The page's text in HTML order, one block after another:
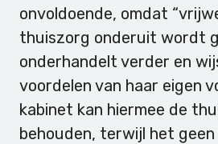
onvoldoende, omdat
thuiszorg onderuit wordt
onderhandelt verder en
voordelen van haar eigen
kabinet kan hiermee de
behouden, terwijl het